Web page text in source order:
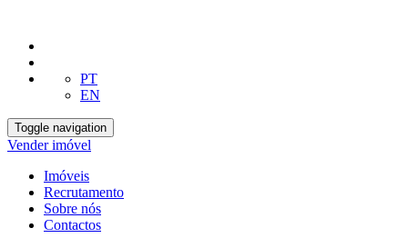
PT
EN
Toggle navigation
Vender imóvel
Imóveis
Recrutamento
Sobre nós
Contactos